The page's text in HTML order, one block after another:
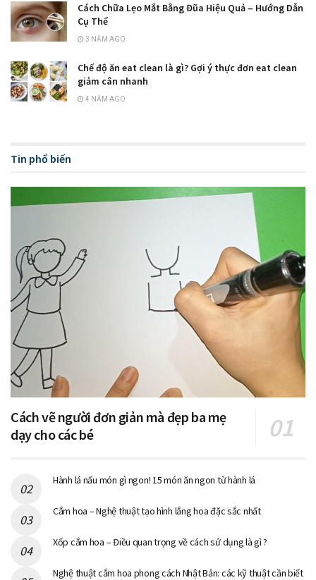
Cách Chữa Lẹo Mắt Bằng Đũa Hiệu Quả – Hướng Dẫn
Cụ Thể
3 NĂM AGO
Chế độ ăn eat clean là gì? Gợi ý thực đơn eat clean
giảm cân nhanh
4 NĂM AGO
Tin phổ biến
Cách vẽ người đơn giản mà đẹp ba mẹ
dạy cho các bé
Hành lá nấu món gì ngon! 15 món ăn ngon từ hành lá
Cắm hoa – Nghệ thuật tạo hình lẵng hoa đặc sắc nhất
Xốp cắm hoa – Điều quan trọng về cách sử dụng là gì ?
Nghệ thuật cắm hoa phong cách Nhật Bản: các kỹ thuật cần biết